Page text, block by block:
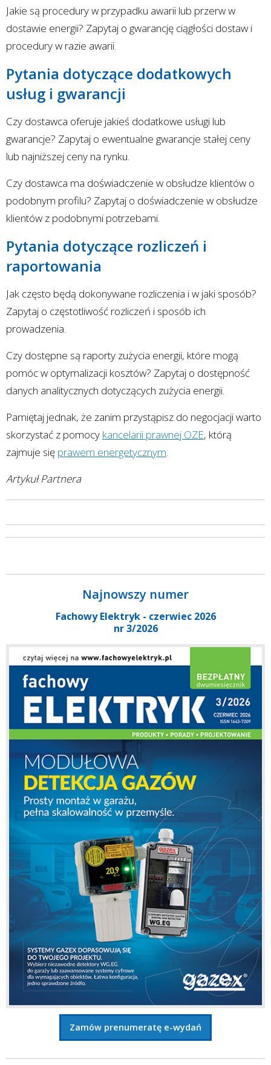
Jakie są procedury w przypadku awarii lub przerw w
dostawie energii? Zapytaj o gwarancję ciągłości dostaw i
procedury w razie awarii.
Pytania dotyczące dodatkowych
usług i gwarancji
Czy dostawca oferuje jakieś dodatkowe usługi lub
gwarancje? Zapytaj o ewentualne gwarancje stałej ceny
lub najniższej ceny na rynku.
Czy dostawca ma doświadczenie w obsłudze klientów o
podobnym profilu? Zapytaj o doświadczenie w obsłudze
klientów z podobnymi potrzebami.
Pytania dotyczące rozliczeń i
raportowania
Jak często będą dokonywane rozliczenia i w jaki sposób?
Zapytaj o częstotliwość rozliczeń i sposób ich
prowadzenia.
Czy dostępne są raporty zużycia energii, które mogą
pomóc w optymalizacji kosztów? Zapytaj o dostępność
danych analitycznych dotyczących zużycia energii.
Pamiętaj jednak, że zanim przystąpisz do negocjacji warto
skorzystać z pomocy kancelarii prawnej OZE, którą
zajmuje się prawem energetycznym.
Artykuł Partnera
Najnowszy numer
Fachowy Elektryk - czerwiec 2026
nr 3/2026
Zamów prenumeratę e-wydań